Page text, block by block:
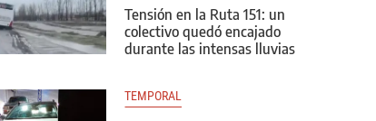
Tensión en la Ruta 151: un
colectivo quedó encajado
durante las intensas lluvias
TEMPORAL